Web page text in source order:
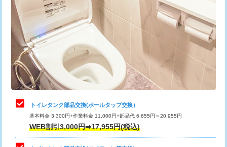
トイレタンク部品交換(ボールタップ交換）
基本料金 3,300円+作業料金 11,000円+部品代 6,655円＝20,955円
WEB割引3,000円➡17,955円(税込)